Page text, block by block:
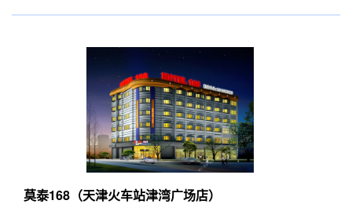
莫泰168（天津火车站津湾广场店）